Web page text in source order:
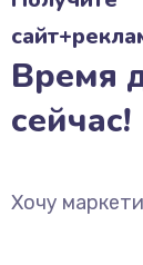
Время
сейчас!
Хочу